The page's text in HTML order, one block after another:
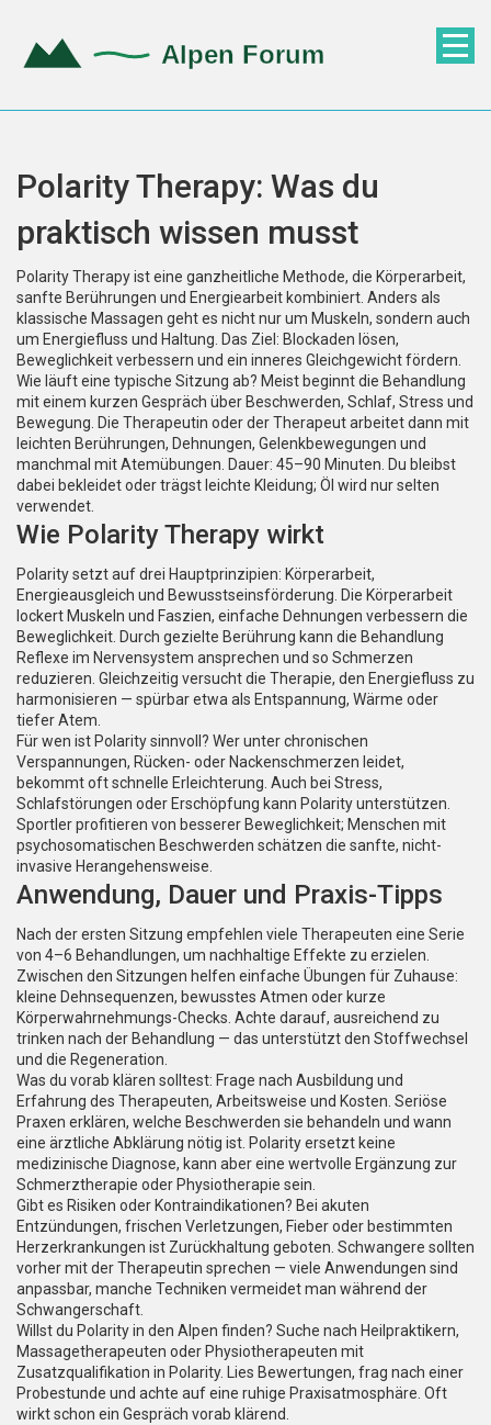
Polarity Therapy: Was du
praktisch wissen musst
Polarity Therapy ist eine ganzheitliche Methode, die Körperarbeit,
sanfte Berührungen und Energiearbeit kombiniert. Anders als
klassische Massagen geht es nicht nur um Muskeln, sondern auch
um Energiefluss und Haltung. Das Ziel: Blockaden lösen,
Beweglichkeit verbessern und ein inneres Gleichgewicht fördern.
Wie läuft eine typische Sitzung ab? Meist beginnt die Behandlung
mit einem kurzen Gespräch über Beschwerden, Schlaf, Stress und
Bewegung. Die Therapeutin oder der Therapeut arbeitet dann mit
leichten Berührungen, Dehnungen, Gelenkbewegungen und
manchmal mit Atemübungen. Dauer: 45–90 Minuten. Du bleibst
dabei bekleidet oder trägst leichte Kleidung; Öl wird nur selten
verwendet.
Wie Polarity Therapy wirkt
Polarity setzt auf drei Hauptprinzipien: Körperarbeit,
Energieausgleich und Bewusstseinsförderung. Die Körperarbeit
lockert Muskeln und Faszien, einfache Dehnungen verbessern die
Beweglichkeit. Durch gezielte Berührung kann die Behandlung
Reflexe im Nervensystem ansprechen und so Schmerzen
reduzieren. Gleichzeitig versucht die Therapie, den Energiefluss zu
harmonisieren — spürbar etwa als Entspannung, Wärme oder
tiefer Atem.
Für wen ist Polarity sinnvoll? Wer unter chronischen
Verspannungen, Rücken- oder Nackenschmerzen leidet,
bekommt oft schnelle Erleichterung. Auch bei Stress,
Schlafstörungen oder Erschöpfung kann Polarity unterstützen.
Sportler profitieren von besserer Beweglichkeit; Menschen mit
psychosomatischen Beschwerden schätzen die sanfte, nicht-
invasive Herangehensweise.
Anwendung, Dauer und Praxis-Tipps
Nach der ersten Sitzung empfehlen viele Therapeuten eine Serie
von 4–6 Behandlungen, um nachhaltige Effekte zu erzielen.
Zwischen den Sitzungen helfen einfache Übungen für Zuhause:
kleine Dehnsequenzen, bewusstes Atmen oder kurze
Körperwahrnehmungs-Checks. Achte darauf, ausreichend zu
trinken nach der Behandlung — das unterstützt den Stoffwechsel
und die Regeneration.
Was du vorab klären solltest: Frage nach Ausbildung und
Erfahrung des Therapeuten, Arbeitsweise und Kosten. Seriöse
Praxen erklären, welche Beschwerden sie behandeln und wann
eine ärztliche Abklärung nötig ist. Polarity ersetzt keine
medizinische Diagnose, kann aber eine wertvolle Ergänzung zur
Schmerztherapie oder Physiotherapie sein.
Gibt es Risiken oder Kontraindikationen? Bei akuten
Entzündungen, frischen Verletzungen, Fieber oder bestimmten
Herzerkrankungen ist Zurückhaltung geboten. Schwangere sollten
vorher mit der Therapeutin sprechen — viele Anwendungen sind
anpassbar, manche Techniken vermeidet man während der
Schwangerschaft.
Willst du Polarity in den Alpen finden? Suche nach Heilpraktikern,
Massagetherapeuten oder Physiotherapeuten mit
Zusatzqualifikation in Polarity. Lies Bewertungen, frag nach einer
Probestunde und achte auf eine ruhige Praxisatmosphäre. Oft
wirkt schon ein Gespräch vorab klärend.